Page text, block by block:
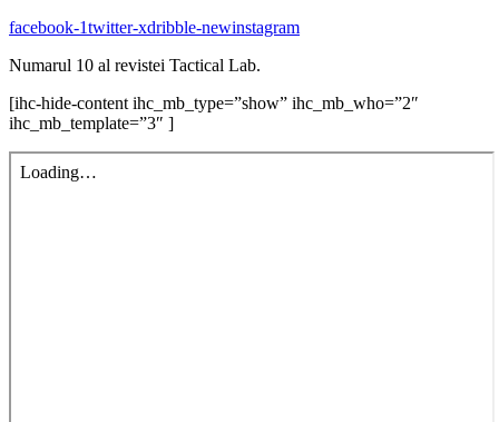
facebook-1twitter-xdribble-newinstagram
Numarul 10 al revistei Tactical Lab.
[ihc-hide-content ihc_mb_type=”show” ihc_mb_who=”2″
ihc_mb_template=”3″ ]